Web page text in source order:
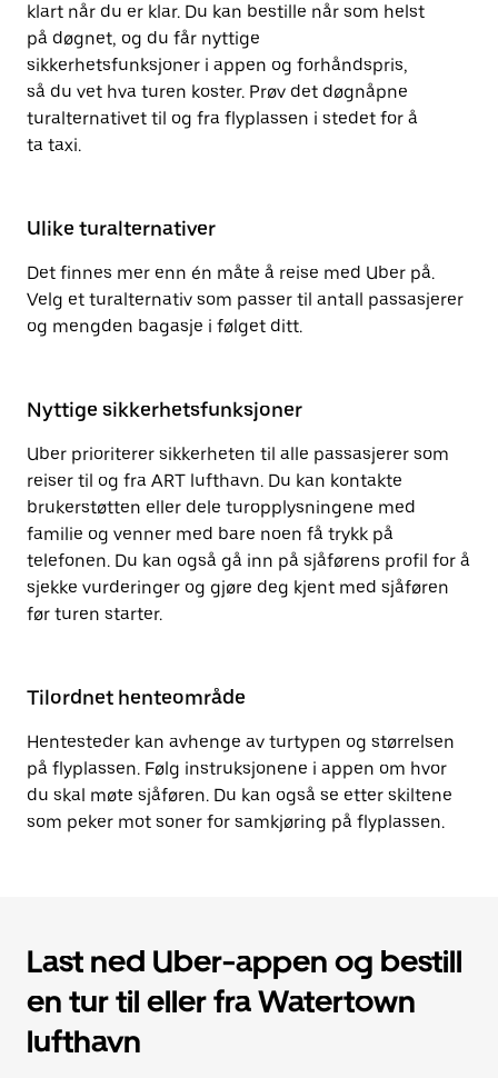
klart når du er klar. Du kan bestille når som helst
på døgnet, og du får nyttige
sikkerhetsfunksjoner i appen og forhåndspris,
så du vet hva turen koster. Prøv det døgnåpne
turalternativet til og fra flyplassen i stedet for å
ta taxi.
Ulike turalternativer
Det finnes mer enn én måte å reise med Uber på.
Velg et turalternativ som passer til antall passasjerer
og mengden bagasje i følget ditt.
Nyttige sikkerhetsfunksjoner
Uber prioriterer sikkerheten til alle passasjerer som
reiser til og fra ART lufthavn. Du kan kontakte
brukerstøtten eller dele turopplysningene med
familie og venner med bare noen få trykk på
telefonen. Du kan også gå inn på sjåførens profil for å
sjekke vurderinger og gjøre deg kjent med sjåføren
før turen starter.
Tilordnet henteområde
Hentesteder kan avhenge av turtypen og størrelsen
på flyplassen. Følg instruksjonene i appen om hvor
du skal møte sjåføren. Du kan også se etter skiltene
som peker mot soner for samkjøring på flyplassen.
Last ned Uber-appen og bestill
en tur til eller fra Watertown
lufthavn